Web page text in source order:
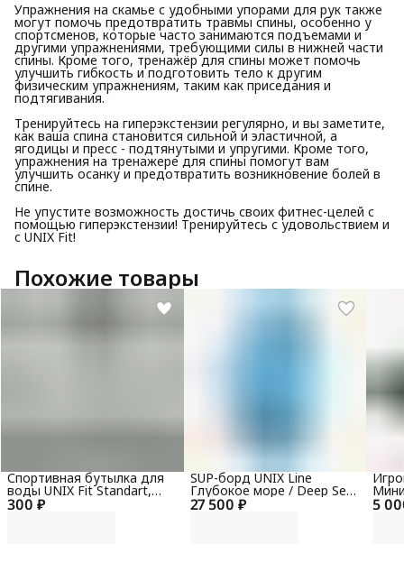
Упражнения на скамье с удобными упорами для рук также
могут помочь предотвратить травмы спины, особенно у
спортсменов, которые часто занимаются подъемами и
другими упражнениями, требующими силы в нижней части
спины. Кроме того, тренажёр для спины может помочь
улучшить гибкость и подготовить тело к другим
физическим упражнениям, таким как приседания и
подтягивания.
Тренируйтесь на гиперэкстензии регулярно, и вы заметите,
как ваша спина становится сильной и эластичной, а
ягодицы и пресс - подтянутыми и упругими. Кроме того,
упражнения на тренажере для спины помогут вам
улучшить осанку и предотвратить возникновение болей в
спине.
Не упустите возможность достичь своих фитнес-целей с
помощью гиперэкстензии! Тренируйтесь с удовольствием и
с UNIX Fit!
Похожие товары
300 ₽
Спортивная бутылка для
воды UNIX Fit Standart,
600 мл, черный 27 500 ₽
SUP-борд UNIX Line
Глубокое море / Deep Sea
(320 см) + сиденье 5